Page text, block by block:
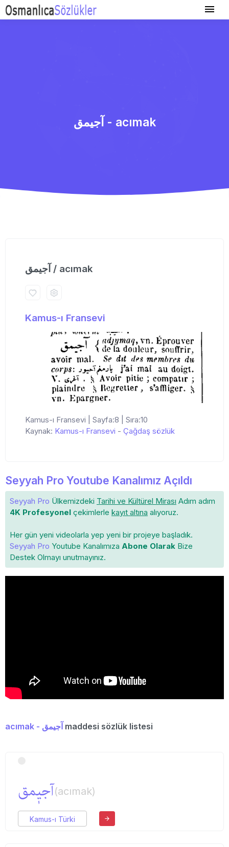
آجیمق - acımak
آجیمق / acımak
Kamus-ı Fransevi
Kamus-ı Fransevi | Sayfa:8 | Sıra:10
Kaynak: Kamus-ı Fransevi - Çağdaş sözlük
Seyyah Pro Youtube Kanalımız Açıldı
Seyyah Pro Ülkemizdeki Tarihi ve Kültürel Mirası Adım adım
4K Profesyonel çekimlerle kayıt altına alıyoruz.
Her gün yeni videolarla yep yeni bir projeye başladık.
Seyyah Pro Youtube Kanalımıza Abone Olarak Bize
Destek Olmayı unutmayınız.
acımak - آجیمق maddesi sözlük listesi
آجیٖمق(acımak)
Kamus-ı Türki